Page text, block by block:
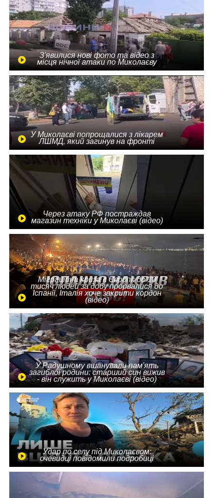
З'явилися нові фото та відео з
місця нічної атаки по Миколаєву
У Миколаєві попрощалися з лікарем
ЛШМД, який загинув на фронті
Через атаку РФ постраждав
магазин техніки у Миколаєві (відео)
Міграційна криза в Європі: до 10
тисяч людей за добу прорвалися до
Іспанії, Італія хоче закрити кордон
(відео)
У Радушному вшанували пам'ять
загиблої родини: старший син вижив
- він служить у Миколаєві (відео)
Удар по селу під Миколаєвом:
очевидці повідомили подробиці